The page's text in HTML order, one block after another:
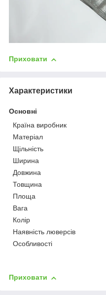
Приховати
Характеристики
Основні
Країна виробник
Матеріал
Щільність
Ширина
Довжина
Товщина
Площа
Вага
Колір
Наявність люверсів
Особливості
Приховати